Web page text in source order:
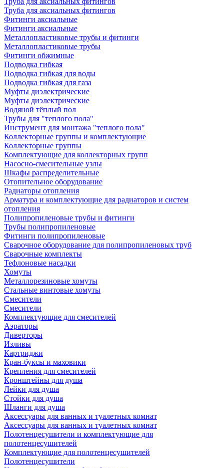
Труба для аксиальных фитингов
Фитинги аксиальные
Фитинги аксиальные
Металлопластиковые трубы и фитинги
Металлопластиковые трубы
Фитинги обжимные
Подводка гибкая
Подводка гибкая для воды
Подводка гибкая для газа
Муфты диэлектрические
Муфты диэлектрические
Водяной тёплый пол
Трубы для "теплого пола"
Инструмент для монтажа "теплого пола"
Коллекторные группы и комплектующие
Коллекторные группы
Комплектующие для коллекторных групп
Насосно-смесительные узлы
Шкафы распределительные
Отопительное оборудование
Радиаторы отопления
Арматура и комплектующие для радиаторов и систем
отопления
Полипропиленовые трубы и фитинги
Трубы полипропиленовые
Фитинги полипропиленовые
Сварочное оборудование для полипропиленовых труб
Сварочные комплекты
Тефлоновые насадки
Хомуты
Металлорезиновые хомуты
Стальные винтовые хомуты
Смесители
Смесители
Комплектующие для смесителей
Аэраторы
Диверторы
Изливы
Картриджи
Кран-буксы и маховики
Крепления для смесителей
Кронштейны для душа
Лейки для душа
Стойки для душа
Шланги для душа
Аксессуары для ванных и туалетных комнат
Аксессуары для ванных и туалетных комнат
Полотенцесушители и комплектующие для
полотенцесушителей
Комплектующие для полотенцесушителей
Полотенцесушители